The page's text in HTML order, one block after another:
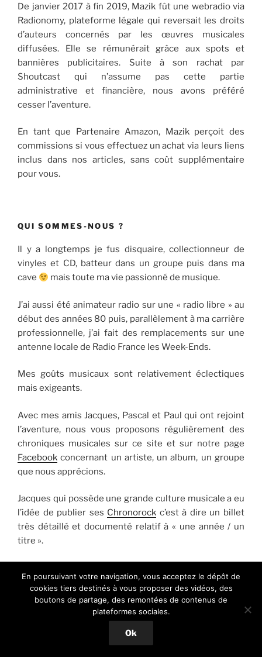
De janvier 2017 à fin 2019, Mazik fût une webradio via
Radionomy, plateforme légale qui reversait les droits
d’auteurs concernés par les œuvres musicales
diffusées. Elle se rémunérait grâce aux spots et
bannières publicitaires. Suite à son rachat par
Shoutcast qui n’assume pas cette partie
administrative et financière, nous avons préféré
cesser l’aventure.
En tant que Partenaire Amazon, Mazik perçoit des
commissions si vous effectuez un achat via leurs liens
inclus dans nos articles, sans coût supplémentaire
pour vous.
QUI SOMMES-NOUS ?
Il y a longtemps je fus disquaire, collectionneur de
vinyles et CD, batteur dans un groupe puis dans ma
cave
mais toute ma vie passionné de musique.
J’ai aussi été animateur radio sur une « radio libre » au
début des années 80 puis, parallèlement à ma carrière
professionnelle, j’ai fait des remplacements sur une
antenne locale de Radio France les Week-Ends.
Mes goûts musicaux sont relativement éclectiques
mais exigeants.
Avec mes amis Jacques, Pascal et Paul qui ont rejoint
l’aventure, nous vous proposons régulièrement des
chroniques musicales sur ce site et sur notre page
Facebook concernant un artiste, un album, un groupe
que nous apprécions.
Jacques qui possède une grande culture musicale a eu
l’idée de publier ses Chronorock c’est à dire un billet
très détaillé et documenté relatif à « une année / un
titre ».
vinyles et véritable encyclopédie vivante. Sous la
rubriqueLes Pépites à Pascal, Il nous livre de temps à
autres quelques-unes des curiosités dont il a le secret,
généralement des raretés qui méritent d’être
En poursuivant votre navigation, vous acceptez le dépôt de
cookies tiers destinés à vous proposer des vidéos, des
boutons de partage, des remontées de contenus de
plateformes sociales.
Ok